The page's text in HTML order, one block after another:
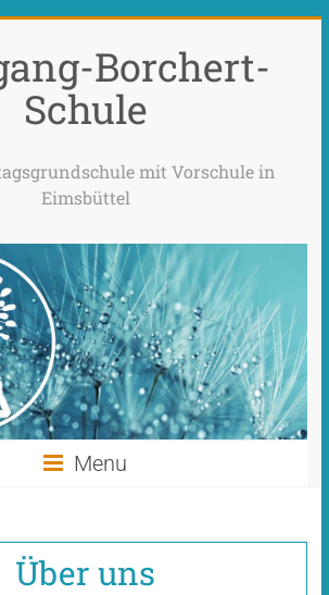
Borchert-
Schule
mit Vorschule in
Eimsbüttel
Menu
Über uns